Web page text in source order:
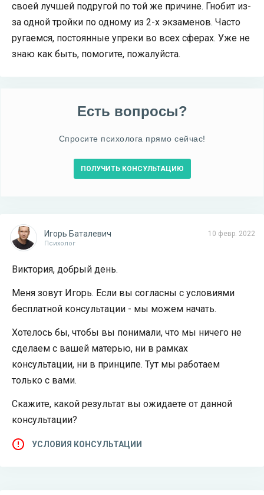
своей лучшей подругой по той же причине. Гнобит из-
за одной тройки по одному из 2-х экзаменов. Часто
ругаемся, постоянные упреки во всех сферах. Уже не
знаю как быть, помогите, пожалуйста.
Есть вопросы?
Спросите психолога прямо сейчас!
ПОЛУЧИТЬ КОНСУЛЬТАЦИЮ
10 февр. 2022
Игорь Баталевич
Психолог
Виктория, добрый день.
Меня зовут Игорь. Если вы согласны с условиями
бесплатной консультации - мы можем начать.
Хотелось бы, чтобы вы понимали, что мы ничего не
сделаем с вашей матерью, ни в рамках
консультации, ни в принципе. Тут мы работаем
только с вами.
Скажите, какой результат вы ожидаете от данной
консультации?
УСЛОВИЯ КОНСУЛЬТАЦИИ